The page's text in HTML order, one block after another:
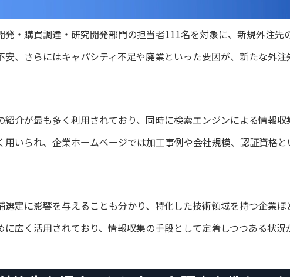
・購買調達・研究開発部門の担当者111名を対象に、新規外注
、さらにはキャパシティ不足や廃業といった要因が、新たな外
介が最も多く利用されており、同時に検索エンジンによる情報
いられ、企業ホームページでは加工事例や会社規模、認証資格
定に影響を与えることも分かり、特化した技術領域を持つ企業
広く活用されており、情報収集の手段として定着しつつある状